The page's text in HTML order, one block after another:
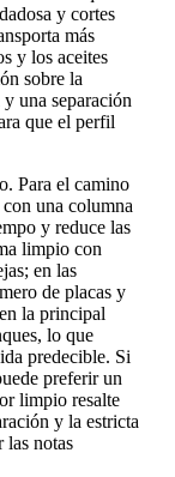
y cortes
más
y los aceites
sobre la
una separación
que el perfil
Para el camino
una columna
y reduce las
limpio con
en las
de placas y
la principal
lo que
predecible. Si
preferir un
limpio resalte
y la estricta
las notas